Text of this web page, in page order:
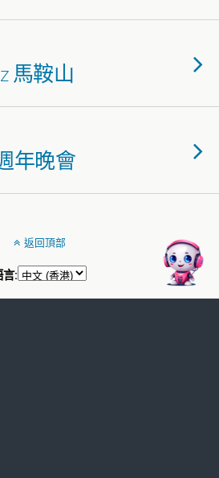
馬鞍山
年晚會
返回頂部
言: